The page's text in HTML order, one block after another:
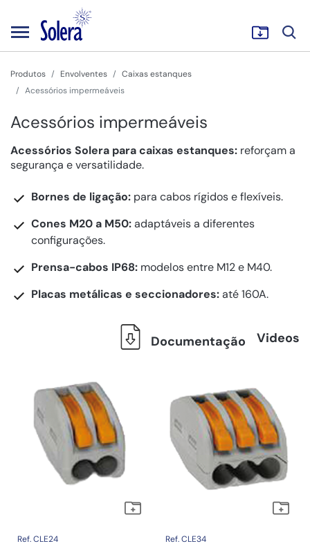
Produtos Envolventes
Caixas estanques
Acessórios impermeáveis
Acessórios impermeáveis
Acessórios Solera para caixas estanques: reforçam a
segurança e versatilidade.
Bornes de ligação: para cabos rígidos e flexíveis.
Cones M20 a M50:adaptáveis a diferentes
configurações.
Prensa-cabos IP68: modelos entre M12 e M40.
Placas metálicas e seccionadores:até 160A.
Documentação Videos
Ref. CLE24 Ref. CLE34